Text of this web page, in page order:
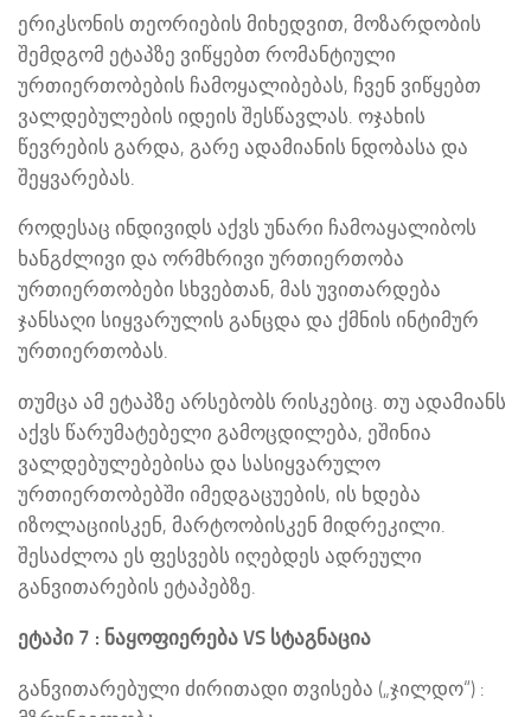
ერიკსონის თეორიების მიხედვით, მოზარდობის
შემდგომ ეტაპზე ვიწყებთ რომანტიული
ურთიერთობების ჩამოყალიბებას, ჩვენ ვიწყებთ
ვალდებულების იდეის შესწავლას. ოჯახის
წევრების გარდა, გარე ადამიანის ნდობასა და
შეყვარებას.
როდესაც ინდივიდს აქვს უნარი ჩამოაყალიბოს
ხანგძლივი და ორმხრივი ურთიერთობა
ურთიერთობები სხვებთან, მას უვითარდება
ჯანსაღი სიყვარულის განცდა და ქმნის ინტიმურ
ურთიერთობას.
თუმცა ამ ეტაპზე არსებობს რისკებიც. თუ ადამიანს
აქვს წარუმატებელი გამოცდილება, ეშინია
ვალდებულებებისა და სასიყვარულო
ურთიერთობებში იმედგაცუების, ის ხდება
იზოლაციისკენ, მარტოობისკენ მიდრეკილი.
შესაძლოა ეს ფესვებს იღებდეს ადრეული
განვითარების ეტაპებზე.
ეტაპი 7 : ნაყოფიერება VS სტაგნაცია
განვითარებული ძირითადი თვისება („ჯილდო“) :